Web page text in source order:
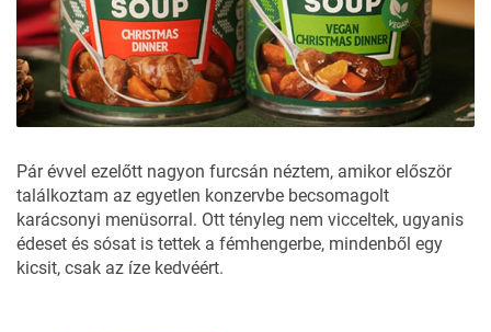
Pár évvel ezelőtt nagyon furcsán néztem, amikor először
találkoztam az egyetlen konzervbe becsomagolt
karácsonyi menüsorral. Ott tényleg nem vicceltek, ugyanis
édeset és sósat is tettek a fémhengerbe, mindenből egy
kicsit, csak az íze kedvéért.